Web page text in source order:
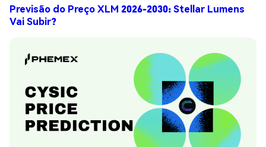
Previsão do Preço XLM 2026-2030: Stellar Lumens
Vai Subir?